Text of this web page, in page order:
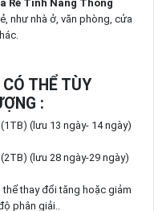
Rẻ Tính Năng Thông
như nhà ở, văn phòng, cửa
THỂ TÙY
:
(lưu 13 ngày- 14 ngày)
(lưu 28 ngày-29 ngày)
thay đổi tăng hoặc giảm
phân giải..